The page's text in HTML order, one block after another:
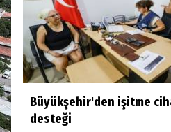
Büyükşehir'den işitme
desteği